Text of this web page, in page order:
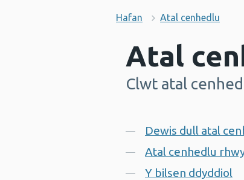
Hafan Atal cenhedlu
Atal
-
Clwt atal
Cynnwys
Dewis dull atal
Atal cenhedlu
Y bilsen ddyddiol